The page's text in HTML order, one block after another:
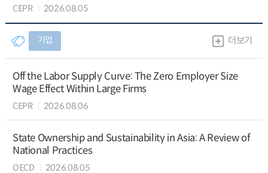
CEPR 2026.08.05
기업 더보기
Off the Labor Supply Curve: The Zero Employer Size
Wage Effect Within Large Firms
CEPR 2026.08.06
State Ownership and Sustainability in Asia: A Review of
National Practices
OECD 2026.08.05